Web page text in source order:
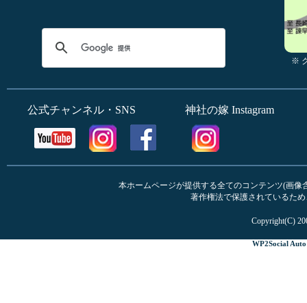
※
公式チャンネル・SNS 神社の嫁 Instagram
本ホームページが提供する全てのコンテンツ(画
著作権法で保護されているた
Copyright(C)
WP2Social